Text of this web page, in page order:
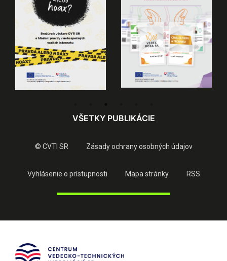
VŠETKY PUBLIKÁCIE
© CVTI SR Zásady ochrany osobných údajov
Vyhlásenie o prístupnosti Mapa stránky RSS